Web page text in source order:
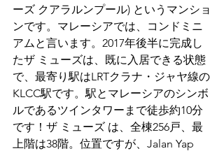
ーズ クアラルンプール) というマンショ
ンです。マレーシアでは、コンドミニ
アムと言います。2017年後半に完成し
たザ ミューズは、既に入居できる状態
で、最寄り駅はLRTクラナ・ジャヤ線の
KLCC駅です。駅とマレーシアのシンボ
ルであるツインタワーまで徒歩約10分
です！ザ ミューズ は、全棟256戸、最
上階は38階。位置ですが、Jalan Yap